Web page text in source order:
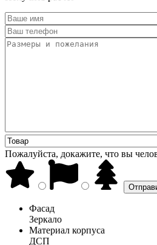
Пожалуйста, докажите, что вы
Фасад
Зеркало
Материал корпуса
ДСП